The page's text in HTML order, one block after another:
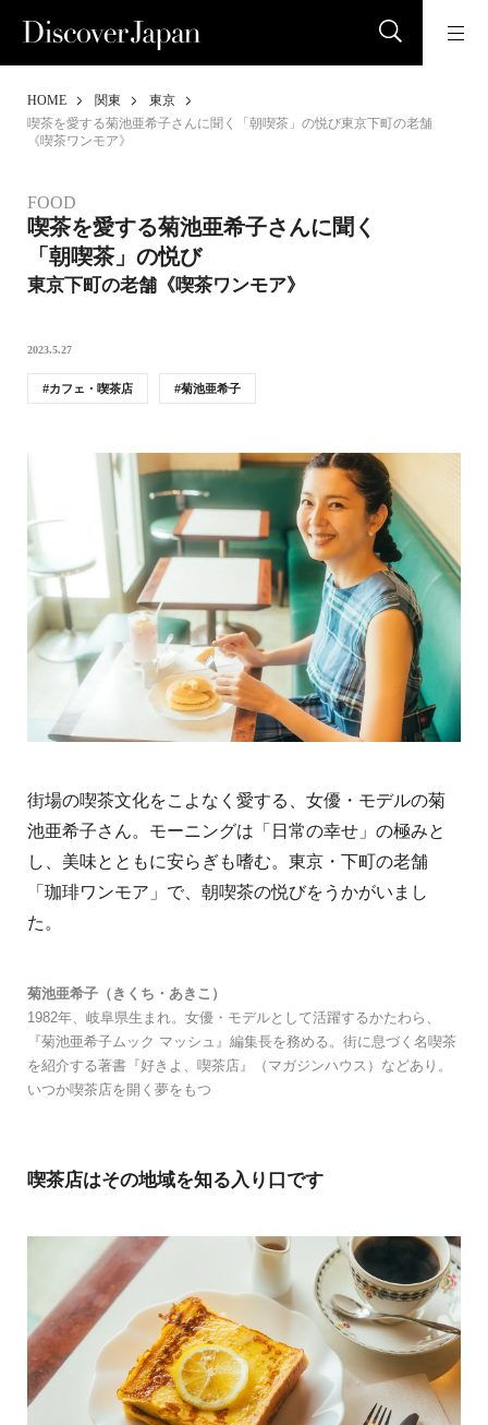
HOME 関東
東京
喫茶を愛する菊池亜希子さんに聞く「朝喫茶」の悦び東京下町の老舗
《喫茶ワンモア》
FOOD
喫茶を愛する菊池亜希子さんに聞く
「朝喫茶」の悦び
東京下町の老舗《喫茶ワンモア》
2023.5.27
カフェ・喫茶店 菊池亜希子
街場の喫茶文化をこよなく愛する、女優・モデルの菊
池亜希子さん。モーニングは「日常の幸せ」の極みと
し、美味とともに安らぎも嗜む。東京・下町の老舗
「珈琲ワンモア」で、朝喫茶の悦びをうかがいまし
た。
菊池亜希子（きくち・あきこ）
1982年、岐阜県生まれ。女優・モデルとして活躍するかたわら、
『菊池亜希子ムック マッシュ』編集長を務める。街に息づく名喫茶
を紹介する著書『好きよ、喫茶店』（マガジンハウス）などあり。
いつか喫茶店を開く夢をもつ
喫茶店はその地域を知る入り口です